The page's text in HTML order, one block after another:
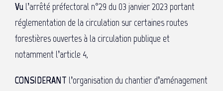
Vu l’arrêté préfectoral n°29 du 03 janvier 2023 portant
réglementation de la circulation sur certaines routes
forestières ouvertes à la circulation publique et
notamment l’article 4,
CONSIDERANT l’organisation du chantier d’aménagement